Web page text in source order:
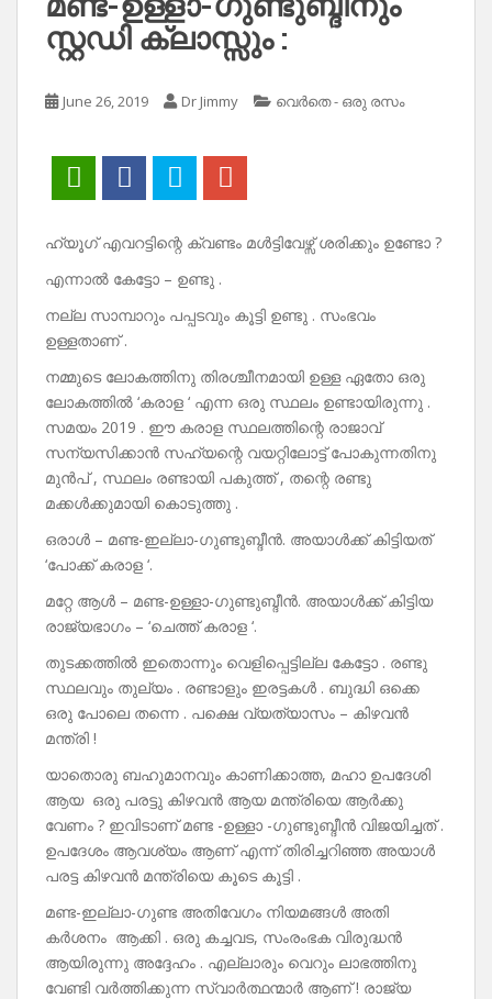
സ്റ്റഡി ക്ലാസ്സും :
June 26, 2019 Dr Jimmy വെർതെ - ഒരു രസം
ഹ്യൂഗ് എവറട്ടിന്റെ ക്വണ്ടം മൾട്ടിവേഴ്സ് ശരിക്കും ഉണ്ടോ ?
എന്നാൽ കേട്ടോ – ഉണ്ടു .
നല്ല സാമ്പാറും പപ്പടവും കൂട്ടി ഉണ്ടു . സംഭവം
ഉള്ളതാണ് .
നമ്മുടെ ലോകത്തിനു തിരശ്ചീനമായി ഉള്ള ഏതോ ഒരു
ലോകത്തിൽ ‘കരാള ‘ എന്ന ഒരു സ്ഥലം ഉണ്ടായിരുന്നു .
സമയം 2019 . ഈ കരാള സ്ഥലത്തിന്റെ രാജാവ്
സന്യസിക്കാൻ സഹ്യന്റെ വയറ്റിലോട്ട് പോകുന്നതിനു
മുൻപ് , സ്ഥലം രണ്ടായി പകുത്ത് , തന്റെ രണ്ടു
മക്കൾക്കുമായി കൊടുത്തു .
ഒരാൾ – മണ്ട-ഇല്ലാ-ഗുണ്ടുബ്ദീൻ. അയാൾക്ക് കിട്ടിയത്
‘പോക്ക് കരാള ‘.
മറ്റേ ആൾ – മണ്ട-ഉള്ളാ-ഗുണ്ടുബ്ദീൻ. അയാൾക്ക് കിട്ടിയ
രാജ്യഭാഗം – ‘ചെത്ത് കരാള ‘.
തുടക്കത്തിൽ ഇതൊന്നും വെളിപ്പെട്ടില്ല കേട്ടോ . രണ്ടു
സ്ഥലവും തുല്യം . രണ്ടാളും ഇരട്ടകൾ . ബുദ്ധി ഒക്കെ
ഒരു പോലെ തന്നെ . പക്ഷെ വ്യത്യാസം – കിഴവൻ
മന്ത്രി !
യാതൊരു ബഹുമാനവും കാണിക്കാത്ത, മഹാ ഉപദേശി
ആയ ഒരു പരട്ടു കിഴവൻ ആയ മന്ത്രിയെ ആർക്കു
വേണം ? ഇവിടാണ് മണ്ട -ഉള്ളാ -ഗുണ്ടുബ്ദീൻ വിജയിച്ചത് .
ഉപദേശം ആവശ്യം ആണ് എന്ന് തിരിച്ചറിഞ്ഞ അയാൾ
പരട്ട കിഴവൻ മന്ത്രിയെ കൂടെ കൂട്ടി .
മണ്ട-ഇല്ലാ-ഗുണ്ട അതിവേഗം നിയമങ്ങൾ അതി
കർശനം ആക്കി . ഒരു കച്ചവട, സംരംഭക വിരുദ്ധൻ
ആയിരുന്നു അദ്ദേഹം . എല്ലാരും വെറും ലാഭത്തിനു
വേണ്ടി വർത്തിക്കുന്ന സ്വാർത്ഥന്മാർ ആണ് ! രാജ്യ